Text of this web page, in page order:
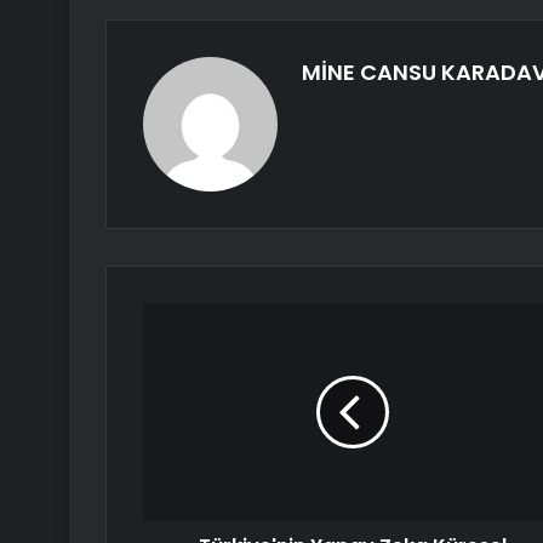
MİNE CANSU